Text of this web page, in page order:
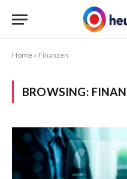
Home » Finanzen
BROWSING: